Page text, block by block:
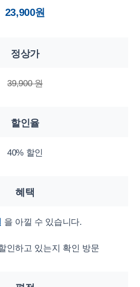
23,900원
정상가
39,900 원
할인율
40% 할인
혜택
을 아낄 수 있습니다.
인하고 있는지 확인 방문